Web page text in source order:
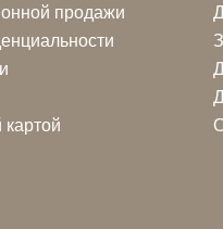
продажи